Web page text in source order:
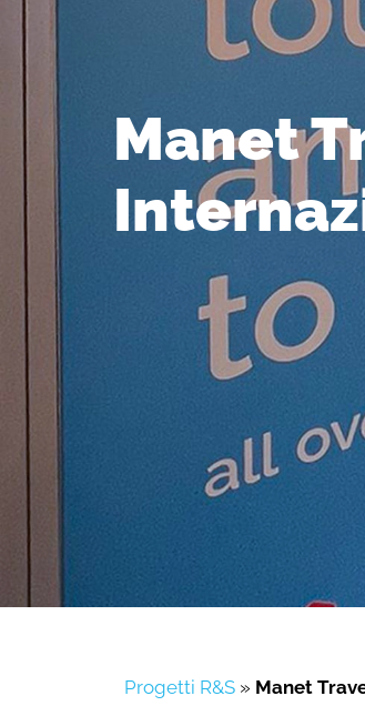
Manet
Progetti R&S » Manet